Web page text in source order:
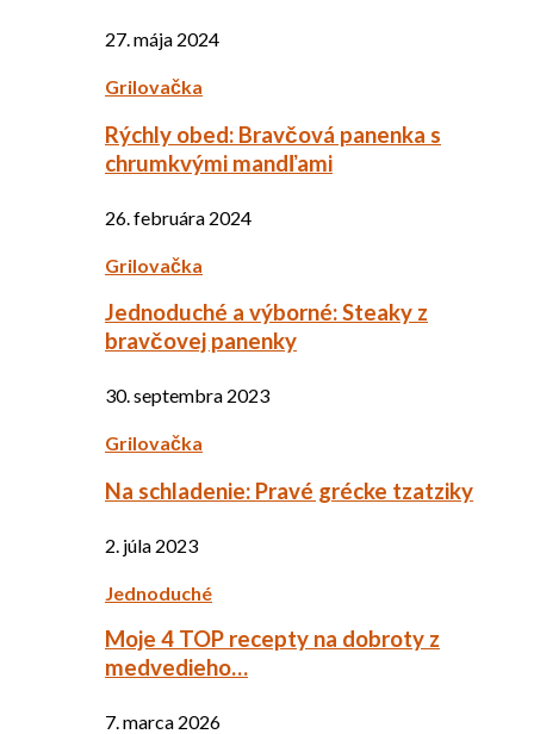
27. mája 2024
Grilovačka
Rýchly obed: Bravčová panenka s
chrumkvými mandľami
26. februára 2024
Grilovačka
Jednoduché a výborné: Steaky z
bravčovej panenky
30. septembra 2023
Grilovačka
Na schladenie: Pravé grécke tzatziky
2. júla 2023
Jednoduché
Moje 4 TOP recepty na dobroty z
medvedieho…
7. marca 2026